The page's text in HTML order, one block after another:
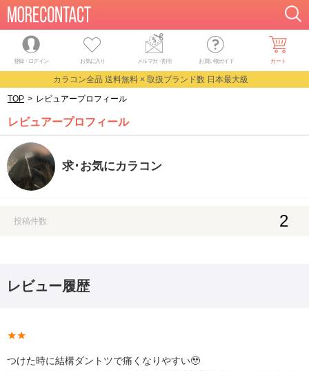
登録・ログイン お気に入り メルマガ・割引 お買い物ガイド カート
カラコン全品 送料無料 × 取扱ブランド数 日本最大級
TOP > レビュアープロフィール
レビュアープロフィール
求･お気にカラコン
投稿件数 2
レビュー履歴
★★
つけた時に結構ダントツで痛くなりやすい🥹